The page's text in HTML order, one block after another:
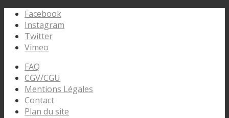
Facebook
Instagram
Twitter
Vimeo
FAQ
CGV/CGU
Mentions Légales
Contact
Plan du site